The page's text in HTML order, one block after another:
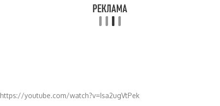
https://youtube.com/watch?v=Isa2ugVtPek